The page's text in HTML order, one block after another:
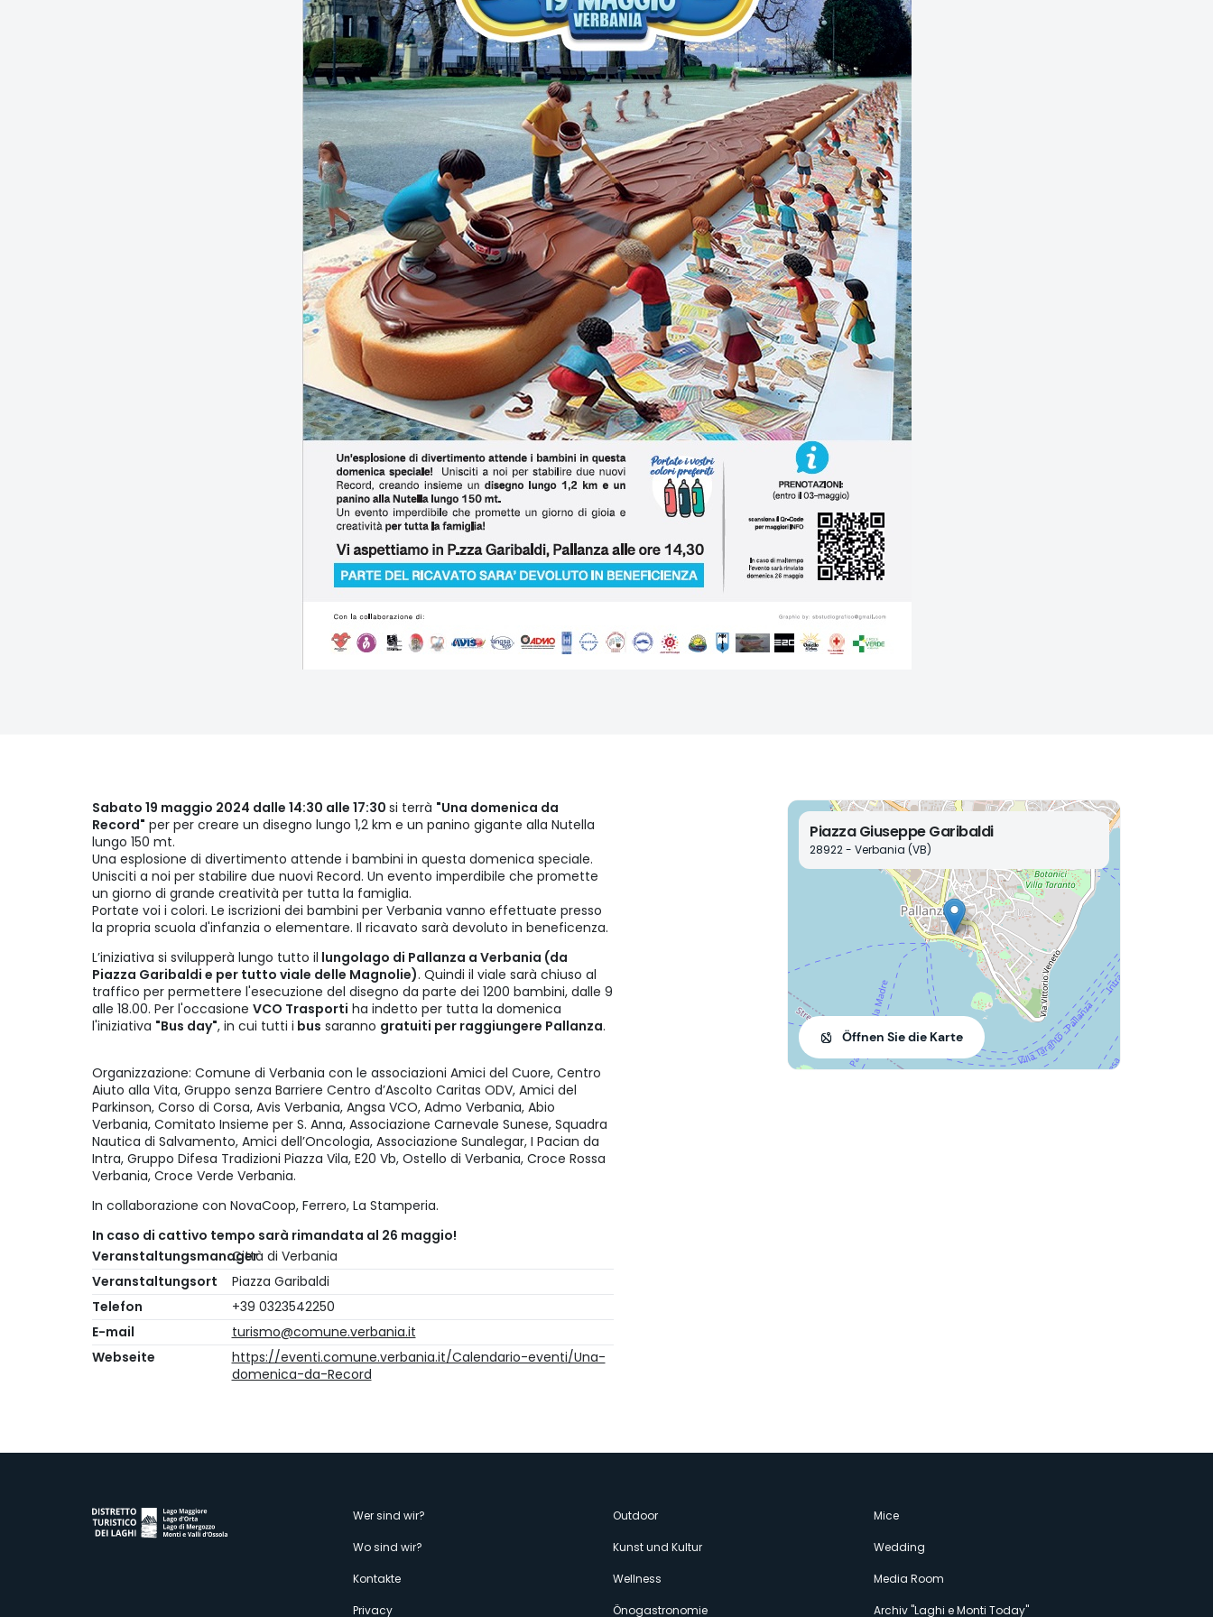
Sabato 19 maggio 2024 dalle 14:30 alle 17:30 si terrà "Una domenica da
Record" per per creare un disegno lungo 1,2 km e un panino gigante alla Nutella
lungo 150 mt.
Una esplosione di divertimento attende i bambini in questa domenica speciale.
Unisciti a noi per stabilire due nuovi Record. Un evento imperdibile che promette
un giorno di grande creatività per tutta la famiglia.
Portate voi i colori. Le iscrizioni dei bambini per Verbania vanno effettuate presso
la propria scuola d'infanzia o elementare. Il ricavato sarà devoluto in beneficenza.
L’iniziativa si svilupperà lungo tutto il lungolago di Pallanza a Verbania (da
Piazza Garibaldi e per tutto viale delle Magnolie). Quindi il viale sarà chiuso al
traffico per permettere l'esecuzione del disegno da parte dei 1200 bambini, dalle 9
alle 18.00. Per l'occasione VCO Trasporti ha indetto per tutta la domenica
l'iniziativa "Bus day", in cui tutti i bus saranno gratuiti per raggiungere Pallanza.
Organizzazione: Comune di Verbania con le associazioni Amici del Cuore, Centro
Aiuto alla Vita, Gruppo senza Barriere Centro d’Ascolto Caritas ODV, Amici del
Parkinson, Corso di Corsa, Avis Verbania, Angsa VCO, Admo Verbania, Abio
Verbania, Comitato Insieme per S. Anna, Associazione Carnevale Sunese, Squadra
Nautica di Salvamento, Amici dell’Oncologia, Associazione Sunalegar, I Pacian da
Intra, Gruppo Difesa Tradizioni Piazza Vila, E20 Vb, Ostello di Verbania, Croce Rossa
Verbania, Croce Verde Verbania.
In collaborazione con NovaCoop, Ferrero, La Stamperia.
In caso di cattivo tempo sarà rimandata al 26 maggio!
VeranstaltungsmanagerCittà di Verbania
Veranstaltungsort
Piazza Garibaldi
Telefon
+39 0323542250
E-mail
turismo@comune.verbania.it
Webseite
https://eventi.comune.verbania.it/Calendario-eventi/Una-
domenica-da-Record
Piazza Giuseppe Garibaldi
28922 - Verbania (VB)
Öffnen Sie die Karte
Menù
secondario
Wer sind wir?
Wo sind wir?
Kontakte
Privacy
Outdoor
Kunst und Kultur
Wellness
Önogastronomie
Mice
Wedding
Media Room
Archiv "Laghi e Monti Today"